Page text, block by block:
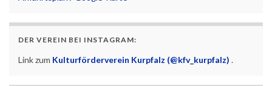
DER VEREIN BEI INSTAGRAM:
Link zum Kulturförderverein Kurpfalz (@kfv_kurpfalz) .